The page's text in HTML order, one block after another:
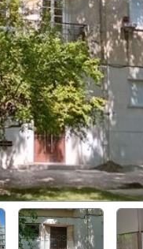
Technology
Furniture and Decoration
Nautical
Others